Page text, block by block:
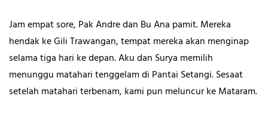
Jam empat sore, Pak Andre dan Bu Ana pamit. Mereka
hendak ke Gili Trawangan, tempat mereka akan menginap
selama tiga hari ke depan. Aku dan Surya memilih
menunggu matahari tenggelam di Pantai Setangi. Sesaat
setelah matahari terbenam, kami pun meluncur ke Mataram.